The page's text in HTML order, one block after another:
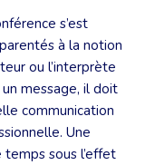
s’est
à la notion
ou l’interprète
message, il doit
communication
Une
temps sous l’effet